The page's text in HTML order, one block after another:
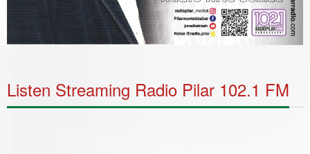
Listen Streaming Radio Pilar 102.1 FM